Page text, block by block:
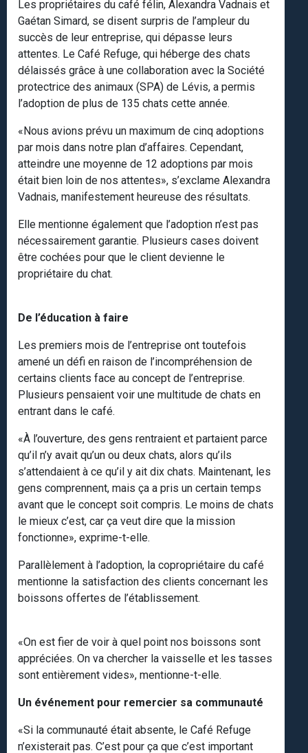
Les propriétaires du café félin, Alexandra Vadnais et
Gaétan Simard, se disent surpris de l’ampleur du
succès de leur entreprise, qui dépasse leurs
attentes. Le Café Refuge, qui héberge des chats
délaissés grâce à une collaboration avec la Société
protectrice des animaux (SPA) de Lévis, a permis
l’adoption de plus de 135 chats cette année.
«Nous avions prévu un maximum de cinq adoptions
par mois dans notre plan d’affaires. Cependant,
atteindre une moyenne de 12 adoptions par mois
était bien loin de nos attentes», s’exclame Alexandra
Vadnais, manifestement heureuse des résultats.
Elle mentionne également que l’adoption n’est pas
nécessairement garantie. Plusieurs cases doivent
être cochées pour que le client devienne le
propriétaire du chat.
De l’éducation à faire
Les premiers mois de l’entreprise ont toutefois
amené un défi en raison de l’incompréhension de
certains clients face au concept de l’entreprise.
Plusieurs pensaient voir une multitude de chats en
entrant dans le café.
«À l’ouverture, des gens rentraient et partaient parce
qu’il n’y avait qu’un ou deux chats, alors qu’ils
s’attendaient à ce qu’il y ait dix chats. Maintenant, les
gens comprennent, mais ça a pris un certain temps
avant que le concept soit compris. Le moins de chats
le mieux c’est, car ça veut dire que la mission
fonctionne», exprime-t-elle.
Parallèlement à l’adoption, la copropriétaire du café
mentionne la satisfaction des clients concernant les
boissons offertes de l’établissement.
«On est fier de voir à quel point nos boissons sont
appréciées. On va chercher la vaisselle et les tasses
sont entièrement vides», mentionne-t-elle.
Un événement pour remercier sa communauté
«Si la communauté était absente, le Café Refuge
n’existerait pas. C’est pour ça que c’est important